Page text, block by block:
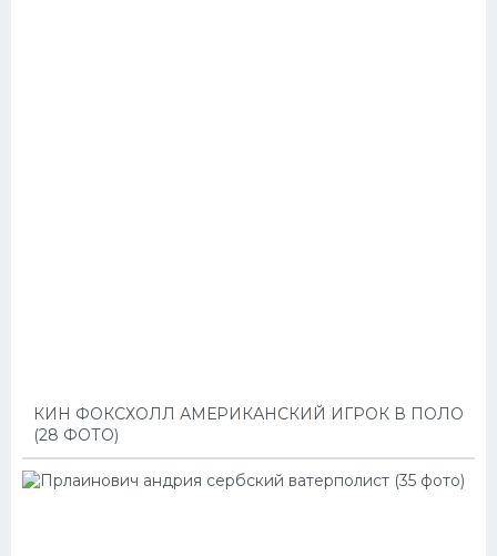
КИН ФОКСХОЛЛ АМЕРИКАНСКИЙ ИГРОК В ПОЛО
(28 ФОТО)